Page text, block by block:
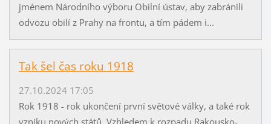
jménem Národního výboru Obilní ústav, aby zabránili
odvozu obilí z Prahy na frontu, a tím pádem i...
Tak šel čas roku 1918
27.10.2024 17:05
Rok 1918 - rok ukončení první světové války, a také rok